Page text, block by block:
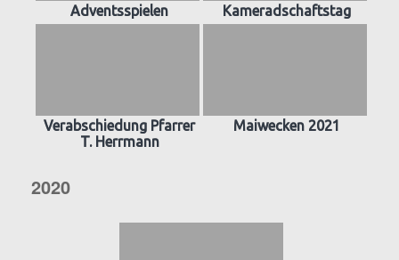
Adventsspielen Kameradschaftstag
Verabschiedung Pfarrer
T. Herrmann
Maiwecken 2021
2020